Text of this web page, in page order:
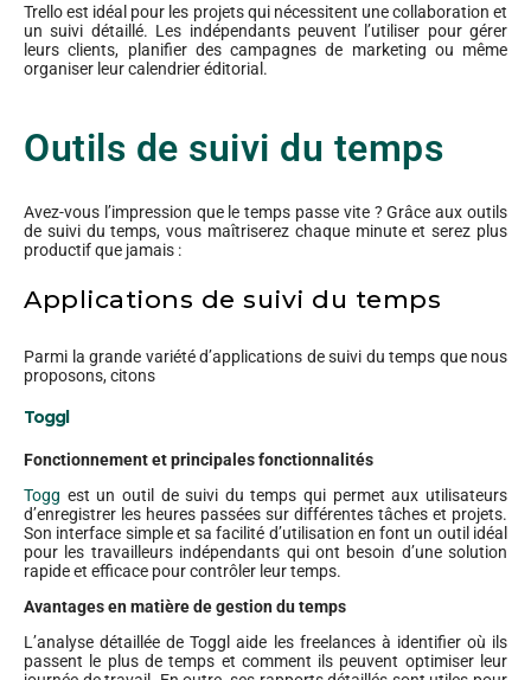
Trello est idéal pour les projets qui nécessitent une collaboration et
un suivi détaillé. Les indépendants peuvent l’utiliser pour gérer
leurs clients, planifier des campagnes de marketing ou même
organiser leur calendrier éditorial.
Outils de suivi du temps
Avez-vous l’impression que le temps passe vite ? Grâce aux outils
de suivi du temps, vous maîtriserez chaque minute et serez plus
productif que jamais :
Applications de suivi du temps
Parmi la grande variété d’applications de suivi du temps que nous
proposons, citons
Toggl
Fonctionnement et principales fonctionnalités
Togg est un outil de suivi du temps qui permet aux utilisateurs
d’enregistrer les heures passées sur différentes tâches et projets.
Son interface simple et sa facilité d’utilisation en font un outil idéal
pour les travailleurs indépendants qui ont besoin d’une solution
rapide et efficace pour contrôler leur temps.
Avantages en matière de gestion du temps
L’analyse détaillée de Toggl aide les freelances à identifier où ils
passent le plus de temps et comment ils peuvent optimiser leur